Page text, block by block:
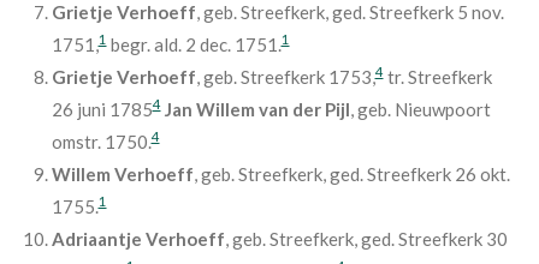
Grietje Verhoeff, geb. Streefkerk, ged. Streefkerk 5 nov.
1751,1begr. ald. 2 dec. 1751.1
Grietje Verhoeff, geb. Streefkerk 1753,4tr. Streefkerk
26 juni 17854 Jan Willem van der Pijl, geb. Nieuwpoort
omstr. 1750.4
Willem Verhoeff, geb. Streefkerk, ged. Streefkerk 26 okt.
1755.1
Adriaantje Verhoeff, geb. Streefkerk, ged. Streefkerk 30